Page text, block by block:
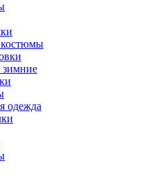
зимние
одежда